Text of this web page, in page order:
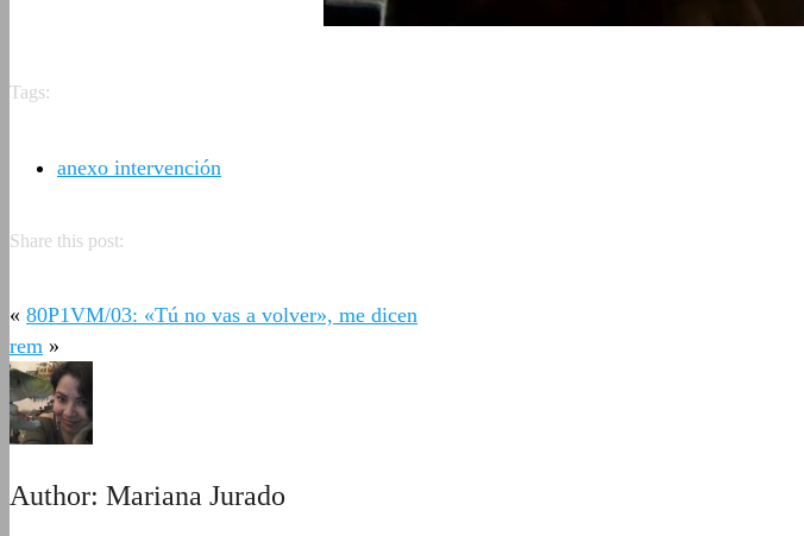
Tags:
anexo intervención
Share this post:
« 80P1VM/03: «Tú no vas a volver», me dicen
rem »
Author: Mariana Jurado